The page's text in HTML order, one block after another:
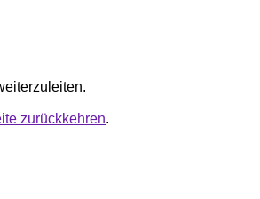
zurückkehren.